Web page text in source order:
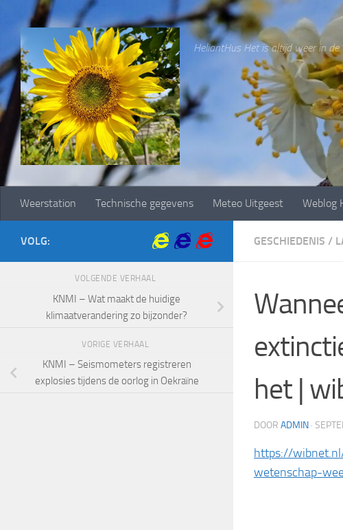
Doorgaan naar inhoud
HeliantHus Het is altijd weer in de
Weerstation Technische gegevens Meteo Uitgeest Weblog
GESCHIEDENIS /
het |
DOOR ADMIN ·
https://
wetenschap-
VOLG:
VOLGENDE VERHAAL
KNMI – Wat maakt de huidige
klimaatverandering zo bijzonder?
VORIGE VERHAAL
KNMI – Seismometers registreren
explosies tijdens de oorlog in Oekraïne